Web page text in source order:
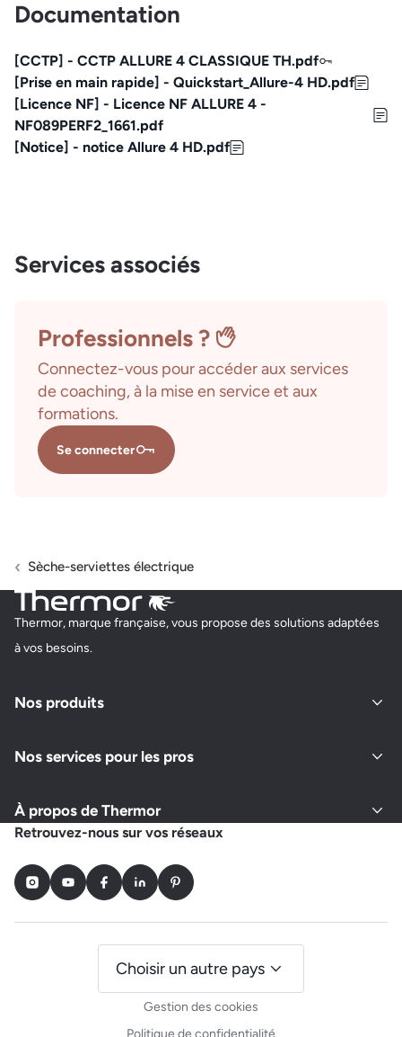
Documentation
[CCTP] - CCTP ALLURE 4 CLASSIQUE TH.pdf
[Prise en main rapide] - Quickstart_Allure-4 HD.pdf
[Licence NF] - Licence NF ALLURE 4 -
NF089PERF2_1661.pdf
[Notice] - notice Allure 4 HD.pdf
Services associés
Professionnels ?
Connectez-vous pour accéder aux services
de coaching, à la mise en service et aux
formations.
Se connecter
Sèche-serviettes électrique
Thermor, marque française, vous propose des solutions adaptées
à vos besoins.
Nos produits
Nos services pour les pros
À propos de Thermor
Retrouvez-nous sur vos réseaux
InstagramYoutubeFacebookLinkedInPinterest
Gestion des cookies
Politique de confidentialité
Choisir un autre pays